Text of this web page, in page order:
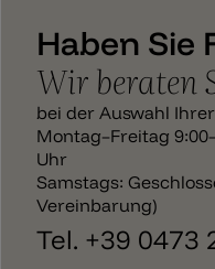
Haben Sie
Wir beraten
bei der Auswahl
Montag–Freitag
Uhr
Samstags:
Vereinbarung)
Tel. +39 0473